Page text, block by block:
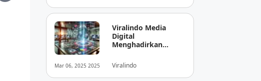
Mar 06, 2025 2025
Viralindo Media
Digital
Menghadirkan
Dunia Media Digital
Indonesia
Viralindo